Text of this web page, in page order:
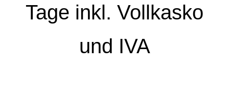
Tage inkl. Vollkasko
und IVA